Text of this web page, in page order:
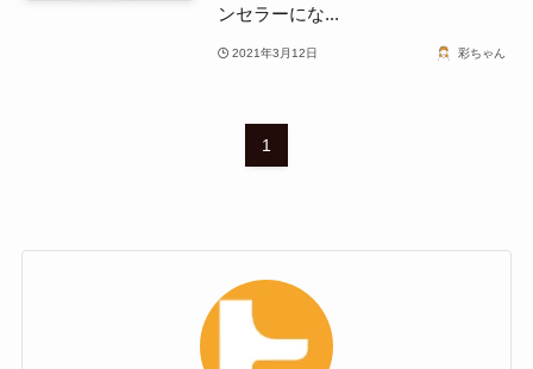
ンセラーにな...
2021年3月12日 彩ちゃん
1